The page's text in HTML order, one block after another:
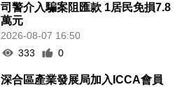
司警介入騙案阻匯款 1居民免損7.8
萬元
2026-08-07 16:50
333
0
深合區產業發展局加入ICCA會員